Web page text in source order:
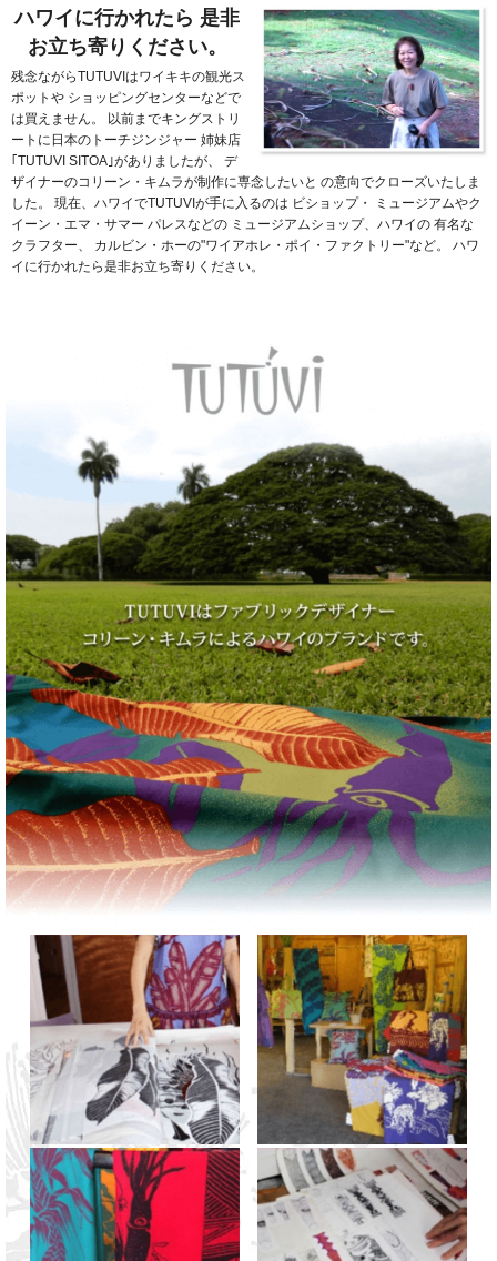
ハワイに行かれたら 是非
お立ち寄りください。
残念ながらTUTUVIはワイキキの観光ス
ポットや ショッピングセンターなどで
は買えません。
以前までキングストリ
ートに日本のトーチジンジャー 姉妹店
｢TUTUVI SITOA｣がありましたが、
デ
ザイナーのコリーン・キムラが制作に専念したいと の意向でクローズいたしま
した。
現在、ハワイでTUTUVIが手に入るのは ビショップ・
ミュージアムやク
イーン・エマ・サマー パレスなどの ミュージアムショップ、ハワイの 有名な
クラフター、
カルビン・ホーの"ワイアホレ・ポイ・ファクトリー"など。
ハワ
イに行かれたら是非お立ち寄りください。